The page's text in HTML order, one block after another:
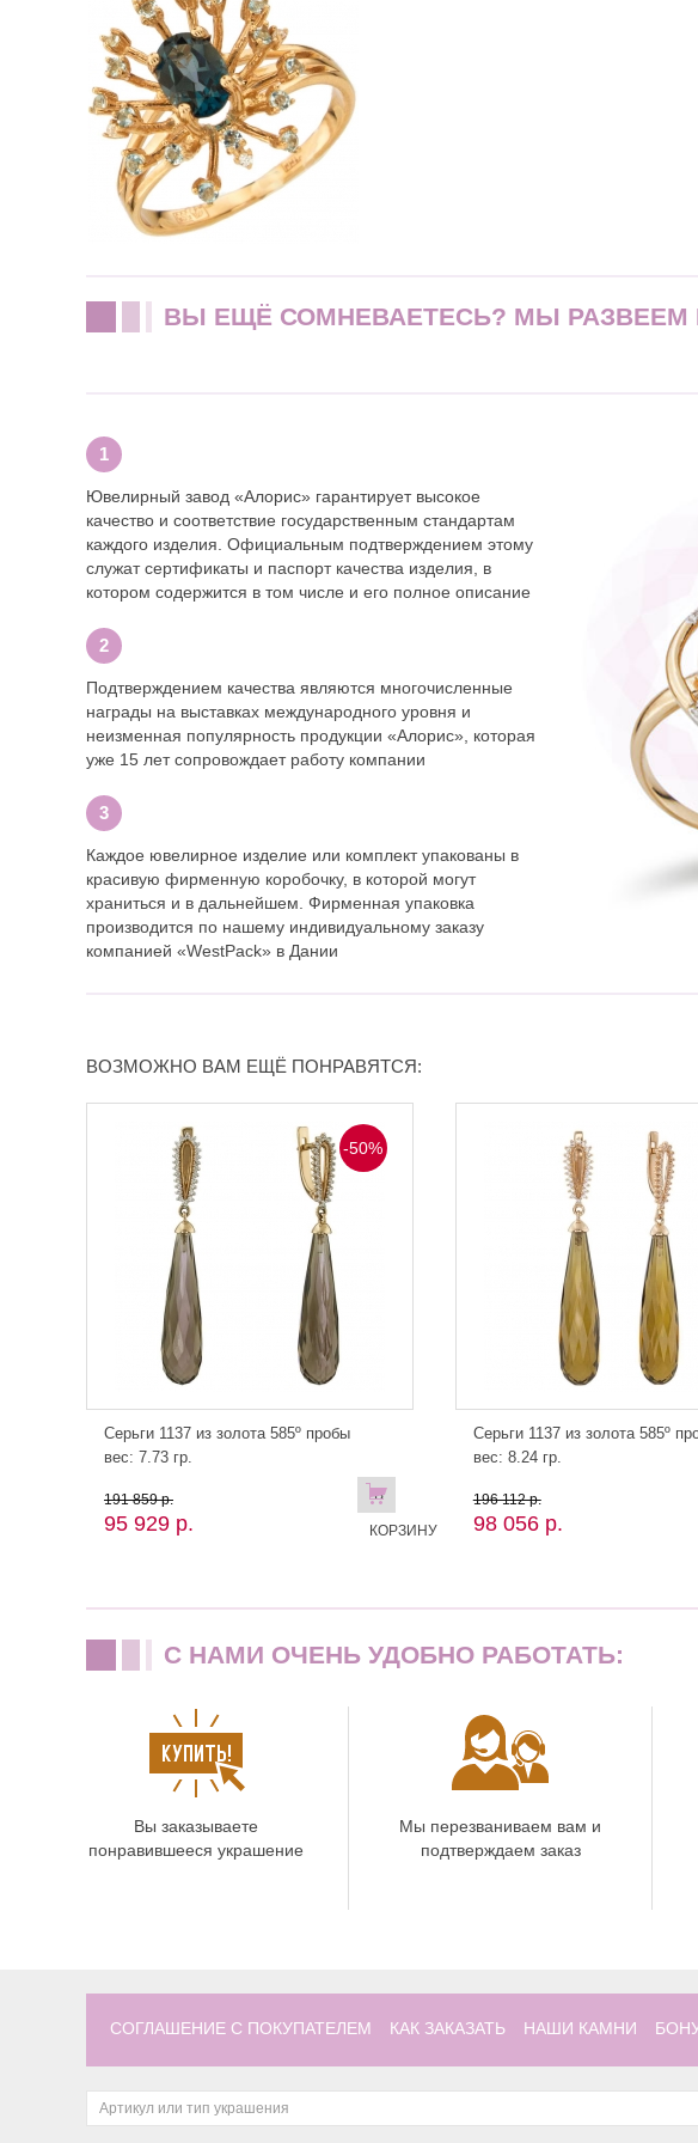
ВЫ ЕЩЁ СОМНЕВАЕТЕСЬ? МЫ
Ювелирный завод «Алорис» гарантирует высокое
качество и соответствие государственным стандартам
каждого изделия. Официальным подтверждением этому
служат сертификаты и паспорт качества изделия, в
котором содержится в том числе и его полное описание
Подтверждением качества являются многочисленные
награды на выставках международного уровня и
неизменная популярность продукции «Алорис», которая
уже 15 лет сопровождает работу компании
Каждое ювелирное изделие или комплект упакованы в
красивую фирменную коробочку, в которой могут
храниться и в дальнейшем. Фирменная упаковка
производится по нашему индивидуальному заказу
компанией «WestPack» в Дании
ВОЗМОЖНО ВАМ ЕЩЁ ПОНРАВЯТСЯ:
-50%
Серьги 1137 из золота 585º пробы
вес: 7.73 гр.
191 859 р.
95 929 р.
В
КОРЗИНУ
Серьги 1137 из золота 585º
вес: 8.24 гр.
196 112 р.
98 056 р.
C НАМИ ОЧЕНЬ УДОБНО РАБОТАТЬ:
Вы заказываете
понравившееся украшение
Мы перезваниваем вам и
подтверждаем заказ
СОГЛАШЕНИЕ С ПОКУПАТЕЛЕМ КАК ЗАКАЗАТЬ НАШИ КАМНИ